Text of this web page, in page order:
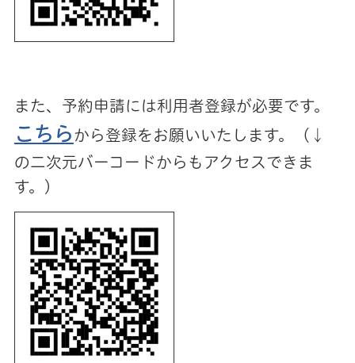
また、予約申請には利用者登録が必要です。
こちら から登録をお願いいたします。（↓
の二次元バーコードからもアクセスできま
す。）